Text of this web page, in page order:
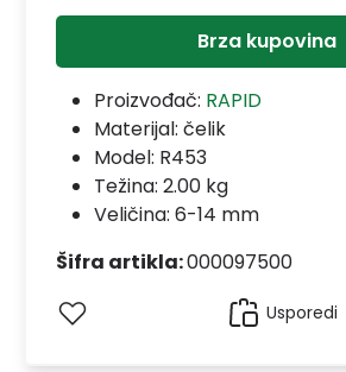
Brza kupovina
Proizvođač: RAPID
Materijal: čelik
Model: R453
Težina: 2.00 kg
Veličina: 6-14 mm
Šifra artikla:000097500
Usporedi